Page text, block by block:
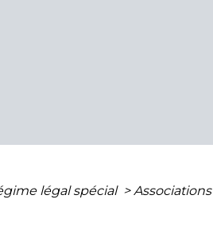
légal spécial > Associations